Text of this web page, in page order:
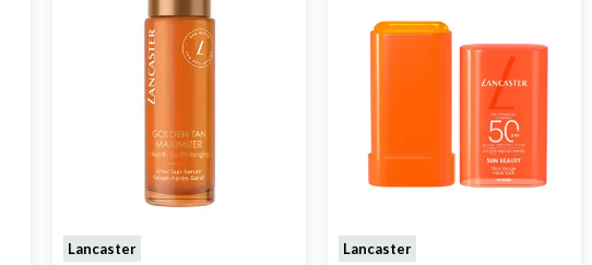
Lancaster Lancaster